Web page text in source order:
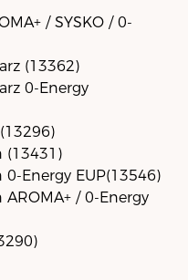
/ SYSKO / 0-
(13362)
0-Energy
(13431)
0-Energy EUP(13546)
AROMA+ / 0-Energy